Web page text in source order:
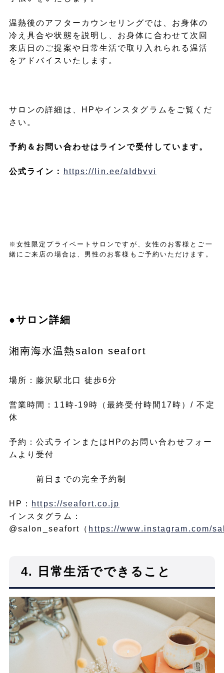
温熱後のアフターカウンセリングでは、お身体の
冷え具合や状態を説明し、お身体に合わせて次回
来店日のご提案や日常生活で取り入れられる温活
をアドバイスいたします。
サロンの詳細は、HPやインスタグラムをご覧くだ
さい。
予約＆お問い合わせはラインで受付しています。
公式ライン： https://lin.ee/aIdbvvi
※女性限定プライベートサロンですが、女性のお客様とご一
緒にご来店の場合は、男性のお客様もご予約いただけます。
●サロン詳細
湘南海水温熱salon seafort
場所：藤沢駅北口 徒歩6分
営業時間：11時-19時（最終受付時間17時）/ 不定
休
予約：公式ラインまたはHPのお問い合わせフォー
ムより受付
前日までの完全予約制
HP：
https://seafort.co.jp
インスタグラム：
@salon_seafort（ https://www.instagram.com/
4. 日常生活でできること